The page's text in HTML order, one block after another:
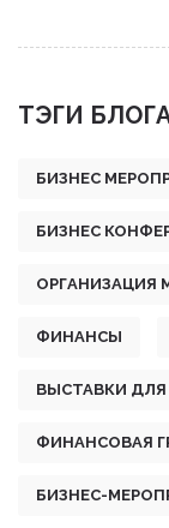
ТЭГИ
БИЗНЕС
БИЗНЕС
ОРГАНИЗАЦИЯ
ФИНАНСЫ
ВЫСТАВКИ ДЛЯ
ФИНАНСОВАЯ
БИЗНЕС-